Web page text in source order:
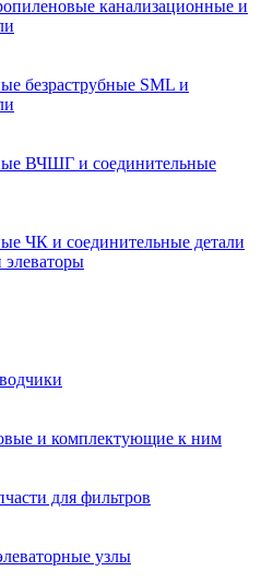
канализационные и
безраструбные SML и
ВЧШГ и соединительные
ЧК и соединительные детали
и комплектующие к ним
для фильтров
узлы